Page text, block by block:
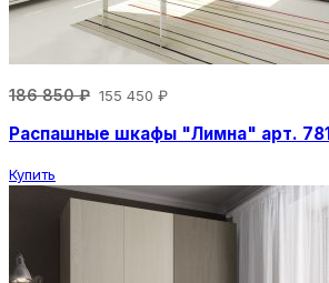
186 850 ₽ 155 450 ₽
Распашные шкафы "Лимна" арт. 781
Купить